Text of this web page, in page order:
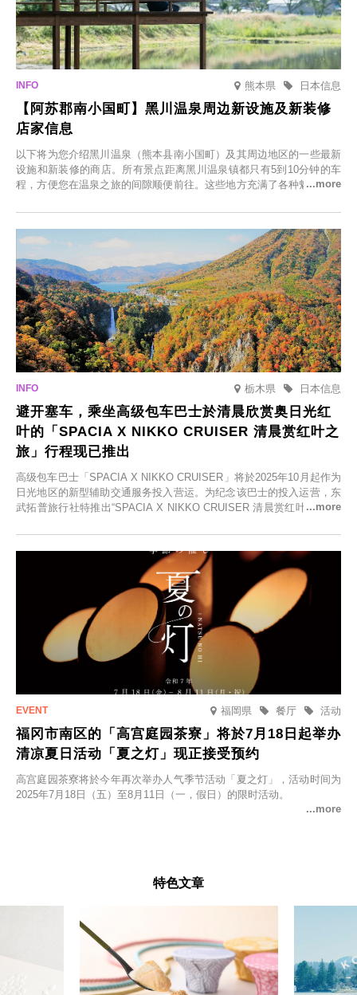
熊本県 日本信息
【阿苏郡南小国町】黑川温泉周边新设施及新装修
店家信息
以下将为您介绍黑川温泉（熊本县南小国町）及其周边地区的一些最新
设施和新装修的商店。所有景点距离黑川温泉镇都只有5到10分钟的车
程，方便您在温泉之旅的间隙顺便前往。这些地方充满了各种魅力，包
食材的餐厅。让您体验黑川温泉的全新乐趣。
栃木県 日本信息
避开塞车，乘坐高级包车巴士於清晨欣赏奥日光红
叶的「SPACIA X NIKKO CRUISER 清晨赏红叶之
旅」行程现已推出
高级包车巴士「SPACIA X NIKKO CRUISER」将於2025年10月起作为
日光地区的新型辅助交通服务投入营运。为纪念该巴士的投入运营，东
武拓普旅行社特推出“SPACIA X NIKKO CRUISER 清晨赏红叶之旅”，
福岡県 活动
餐厅
福冈市南区的「高宫庭园茶寮」将於7月18日起举办
清凉夏日活动「夏之灯」现正接受预约
高宫庭园茶寮将於今年再次举办人气季节活动「夏之灯」，活动时间为
2025年7月18日（五）至8月11日（一，假日）的限时活动。
特色文章